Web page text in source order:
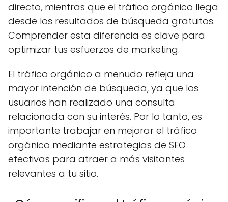
directo, mientras que el tráfico orgánico llega
desde los resultados de búsqueda gratuitos.
Comprender esta diferencia es clave para
optimizar tus esfuerzos de marketing.
El tráfico orgánico a menudo refleja una
mayor intención de búsqueda, ya que los
usuarios han realizado una consulta
relacionada con su interés. Por lo tanto, es
importante trabajar en mejorar el tráfico
orgánico mediante estrategias de SEO
efectivas para atraer a más visitantes
relevantes a tu sitio.